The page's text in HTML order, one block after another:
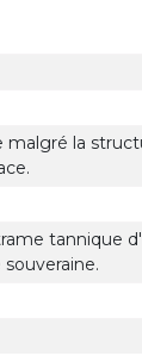
la
tannique